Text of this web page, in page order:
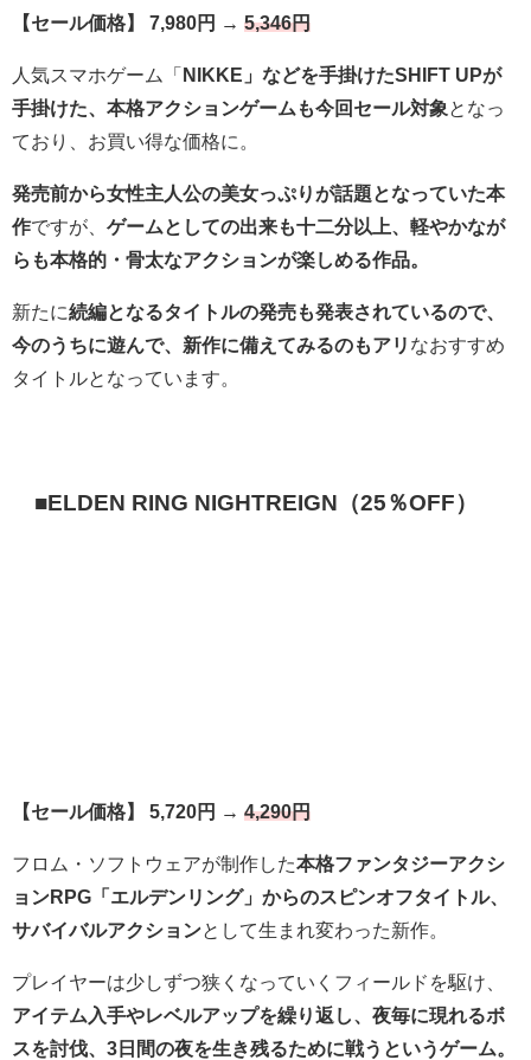
【セール価格】 7,980円 → 5,346円
人気スマホゲーム「 NIKKE」などを手掛けたSHIFT UPが
手掛けた、本格アクションゲームも今回セール対象となっ
ており、お買い得な価格に。
発売前から女性主人公の美女っぷりが話題となっていた本
作ですが、 ゲームとしての出来も十二分以上、軽やかなが
らも本格的・骨太なアクションが楽しめる作品。
新たに続編となるタイトルの発売も発表されているので、
今のうちに遊んで、新作に備えてみるのもアリ なおすすめ
タイトルとなっています。
■ELDEN RING NIGHTREIGN（25％OFF）
【セール価格】 5,720円 → 4,290円
フロム・ソフトウェアが制作した本格ファンタジーアクシ
ョンRPG「エルデンリング」からのスピンオフタイトル、
サバイバルアクションとして生まれ変わった新作。
プレイヤーは少しずつ狭くなっていくフィールドを駆け、
アイテム入手やレベルアップを繰り返し、夜毎に現れるボ
スを討伐、3日間の夜を生き残るために戦うというゲーム。